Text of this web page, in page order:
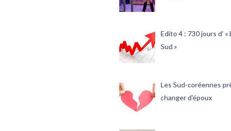
Edito 4 : 730 jours d’ «
Sud »
Les Sud-coréennes
changer d'époux